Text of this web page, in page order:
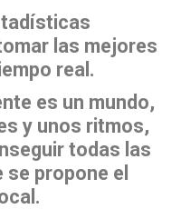
las mejores
real.
es un mundo,
y unos ritmos,
todas las
propone el